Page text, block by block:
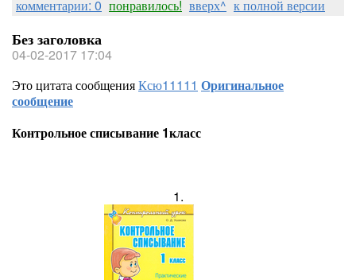
комментарии: 0 понравилось! вверх^ к полной версии
Без заголовка
04-02-2017 17:04
Это цитата сообщенияКсю11111 Оригинальное
сообщение
Контрольное списывание 1класс
1.